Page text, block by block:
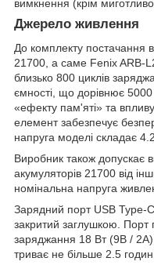
вимкнення (крім
Джерело живлення
До комплекту постачання
21700, а саме Fenix ARB-
близько 800 циклів
ємності, що дорівнює
«ефекту пам'яті» та
елемент забезпечує
напруга моделі складає
Виробник також допускає
акумуляторів 21700 від
номінальна напруга
Зарядний порт USB Type-
закритий заглушкою. Порт
заряджання 18 Вт (9В /
триває не більше 2.5 годин.